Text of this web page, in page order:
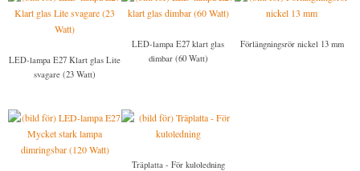
DRICKSGLAS, VINGLAS & KARAFFER
STÅLSKRUV
MÄSSINGSSKRUV
FÖRNICKLAD MÄSSINGSSKRUV
SKYLTAR MED SYMBOLER
SÅ HÄR HANDLAR DU
OM OSS
LED-lampa E27 Klart glas Lite
svagare (23 Watt)
LED-lampa E27 klart glas
dimbar (60 Watt)
Förlängningsrör nickel 13 mm
Träplatta - För kuloledning